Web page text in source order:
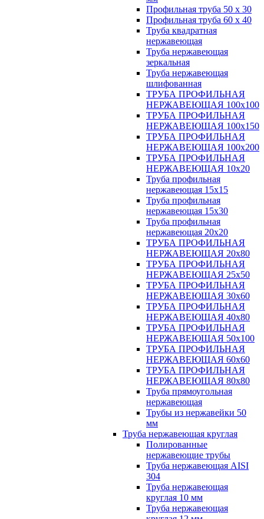
Профильная труба 50 х 30
Профильная труба 60 х 40
Труба квадратная
нержавеющая
Труба нержавеющая
зеркальная
Труба нержавеющая
шлифованная
ТРУБА ПРОФИЛЬНАЯ
НЕРЖАВЕЮЩАЯ 100х100
ТРУБА ПРОФИЛЬНАЯ
НЕРЖАВЕЮЩАЯ 100х150
ТРУБА ПРОФИЛЬНАЯ
НЕРЖАВЕЮЩАЯ 100х200
ТРУБА ПРОФИЛЬНАЯ
НЕРЖАВЕЮЩАЯ 10х20
Труба профильная
нержавеющая 15х15
Труба профильная
нержавеющая 15х30
Труба профильная
нержавеющая 20х20
ТРУБА ПРОФИЛЬНАЯ
НЕРЖАВЕЮЩАЯ 20х80
ТРУБА ПРОФИЛЬНАЯ
НЕРЖАВЕЮЩАЯ 25х50
ТРУБА ПРОФИЛЬНАЯ
НЕРЖАВЕЮЩАЯ 30х60
ТРУБА ПРОФИЛЬНАЯ
НЕРЖАВЕЮЩАЯ 40х80
ТРУБА ПРОФИЛЬНАЯ
НЕРЖАВЕЮЩАЯ 50х100
ТРУБА ПРОФИЛЬНАЯ
НЕРЖАВЕЮЩАЯ 60х60
ТРУБА ПРОФИЛЬНАЯ
НЕРЖАВЕЮЩАЯ 80х80
Труба прямоугольная
нержавеющая
Трубы из нержавейки 50
мм
Труба нержавеющая круглая
Полированные
нержавеющие трубы
Труба нержавеющая AISI
304
Труба нержавеющая
круглая 10 мм
Труба нержавеющая